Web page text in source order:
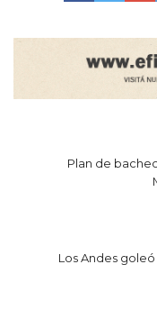
Plan de
Los Andes